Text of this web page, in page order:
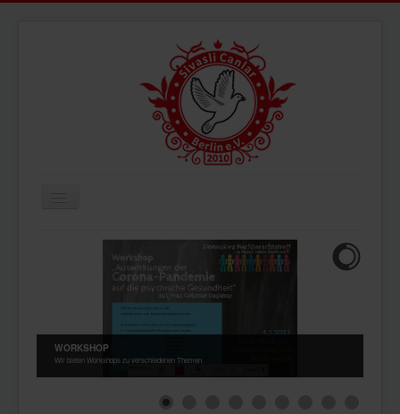
ÜBERUNS
AKTUELLES
VIDEOS
IMPRESSUM
WORKSHOP
Wir bieten Workshops zu verschiedenen Themen.